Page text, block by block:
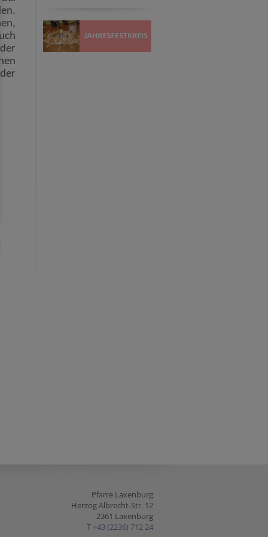
Pfarre Laxenburg
Herzog Albrecht-Str. 12
2361 Laxenburg
T +43 (2236) 712 24